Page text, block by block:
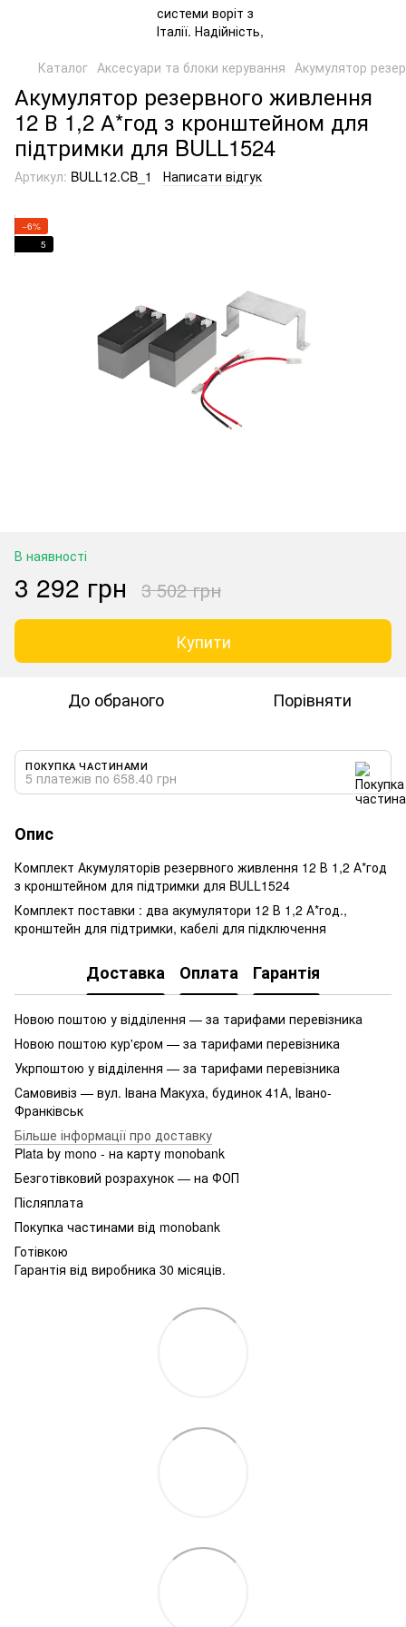
Каталог Аксесуари та блоки керування Акумулятор
Акумулятор резервного живлення
12 В 1,2 А*год з кронштейном для
підтримки для BULL1524
Артикул: BULL12.CB_1 Написати відгук
−6%
5
В наявності
3 292 грн 3 502 грн
Купити
До обраного Порівняти
ПОКУПКА ЧАСТИНАМИ
5 платежів по 658.40 грн
Опис
Комплект Акумуляторів резервного живлення 12 В 1,2 А*год
з кронштейном для підтримки для BULL1524
Комплект поставки : два акумулятори 12 В 1,2 А*год.,
кронштейн для підтримки, кабелі для підключення
Доставка Оплата Гарантія
Новою поштою у відділення — за тарифами перевізника
Новою поштою кур'єром — за тарифами перевізника
Укрпоштою у відділення — за тарифами перевізника
Самовивіз — вул. Івана Макуха, будинок 41А, Івано-
Франківськ
Більше інформації про доставку
Plata by mono - на карту monobank
Безготівковий розрахунок — на ФОП
Післяплата
Покупка частинами від monobank
Готівкою
Гарантія від виробника 30 місяців.